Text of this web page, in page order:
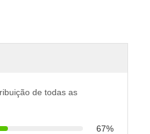
de todas as
67%